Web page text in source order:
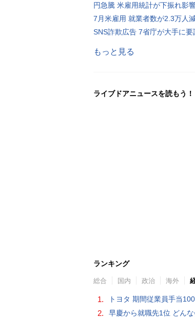
円急騰 米雇用統計が下振れ影
7月米雇用 就業者数が2.3万人
SNS詐欺広告 7省庁が大手に要
もっと見る
ライブドアニュースを読もう！
ランキング
総合 国内 政治 海外
1. トヨタ 期間従業員手当
2. 早慶から就職先1位 どん